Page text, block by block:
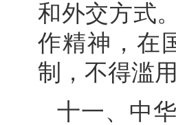
和外交方式
作精神，在
制，不得滥
十一、中